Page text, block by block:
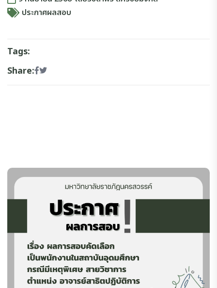
ประกาศผลสอบ
Tags:
Share: